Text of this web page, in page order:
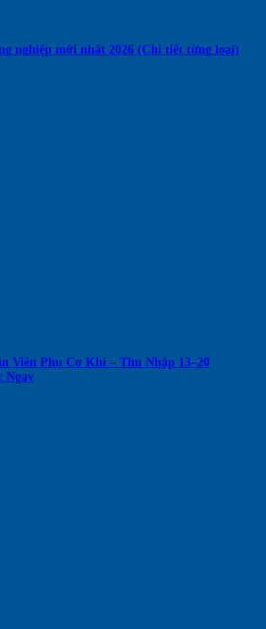
nghiệp mới nhất 2026 (Chi tiết từng loại)
Viên Phụ Cơ Khí – Thu Nhập 13–20
Ngay